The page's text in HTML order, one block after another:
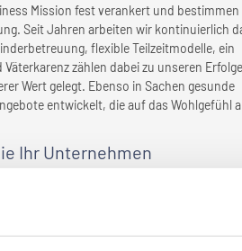
Mission fest verankert und bestimmen
Seit Jahren arbeiten wir kontinuierlich
flexible Teilzeitmodelle, ein
zählen dabei zu unseren
Wert gelegt. Ebenso in Sachen gesunde
entwickelt, die auf das Wohlgefühl
Ihr Unternehmen
Hause